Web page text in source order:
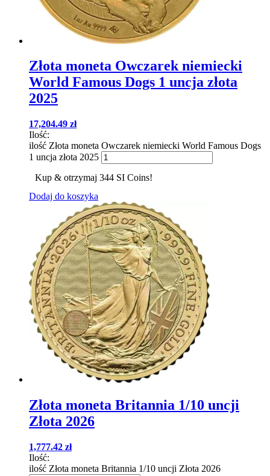
Złota moneta Owczarek niemiecki
World Famous Dogs 1 uncja złota
2025
17,204.49 zł
Ilość:
ilość Złota moneta Owczarek niemiecki World Famous Dogs
1 uncja złota 2025
Kup & otrzymaj 344 SI Coins!
Dodaj do koszyka
Złota moneta Britannia 1/10 uncji
Złota 2026
1,777.42 zł
Ilość:
ilość Złota moneta Britannia 1/10 uncji Złota 2026